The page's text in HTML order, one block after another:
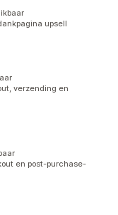
upsell
verzending en
en post-purchase-